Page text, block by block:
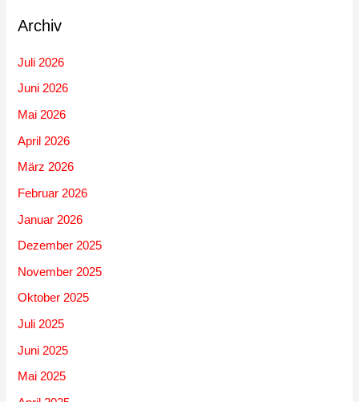
Archiv
Juli 2026
Juni 2026
Mai 2026
April 2026
März 2026
Februar 2026
Januar 2026
Dezember 2025
November 2025
Oktober 2025
Juli 2025
Juni 2025
Mai 2025